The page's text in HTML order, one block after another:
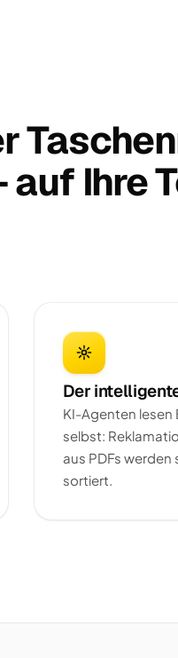
Ihre
Der
KI-Agenten lesen
selbst:
aus PDFs
sortiert.